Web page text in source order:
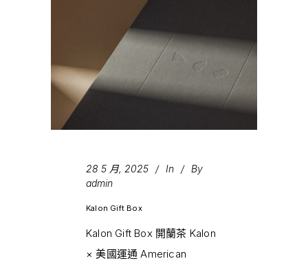
28 5 月, 2025 In
By
admin
Kalon Gift Box
Kalon Gift Box 開蘭茶 Kalon
× 美國運通 American